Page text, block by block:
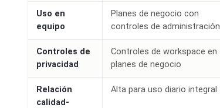
Uso en
equipo
Planes de negocio con
controles de administración
Controles de
privacidad
Controles de workspace en
planes de negocio
Relación
calidad-
Alta para uso diario integral